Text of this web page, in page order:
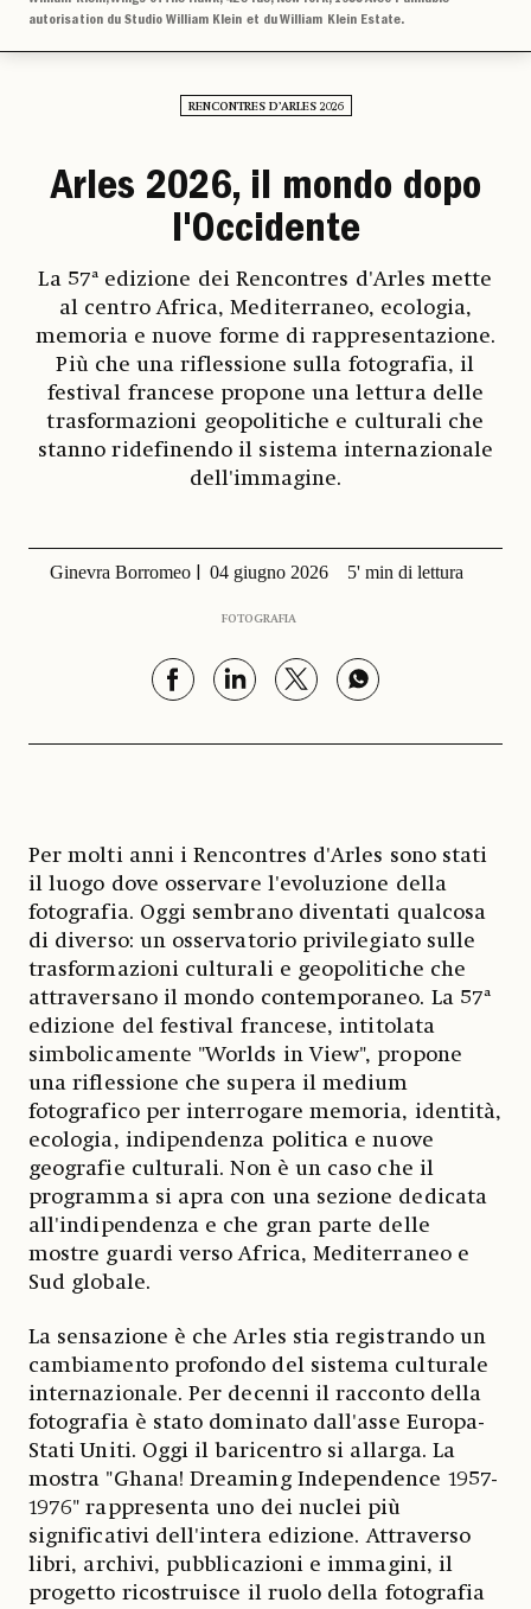
autorisation du Studio William Klein et du William Klein Estate.
RENCONTRES D’ARLES 2026
Arles 2026, il mondo dopo
l'Occidente
La 57ª edizione dei Rencontres d'Arles mette
al centro Africa, Mediterraneo, ecologia,
memoria e nuove forme di rappresentazione.
Più che una riflessione sulla fotografia, il
festival francese propone una lettura delle
trasformazioni geopolitiche e culturali che
stanno ridefinendo il sistema internazionale
dell'immagine.
Ginevra Borromeo 04 giugno 2026 5' min di lettura
FOTOGRAFIA
Per molti anni i Rencontres d'Arles sono stati
il luogo dove osservare l'evoluzione della
fotografia. Oggi sembrano diventati qualcosa
di diverso: un osservatorio privilegiato sulle
trasformazioni culturali e geopolitiche che
attraversano il mondo contemporaneo. La 57ª
edizione del festival francese, intitolata
simbolicamente "Worlds in View", propone
una riflessione che supera il medium
fotografico per interrogare memoria, identità,
ecologia, indipendenza politica e nuove
geografie culturali. Non è un caso che il
programma si apra con una sezione dedicata
all'indipendenza e che gran parte delle
mostre guardi verso Africa, Mediterraneo e
Sud globale.
La sensazione è che Arles stia registrando un
cambiamento profondo del sistema culturale
internazionale. Per decenni il racconto della
fotografia è stato dominato dall'asse Europa-
Stati Uniti. Oggi il baricentro si allarga. La
mostra "Ghana! Dreaming Independence 1957-
1976" rappresenta uno dei nuclei più
significativi dell'intera edizione. Attraverso
libri, archivi, pubblicazioni e immagini, il
progetto ricostruisce il ruolo della fotografia